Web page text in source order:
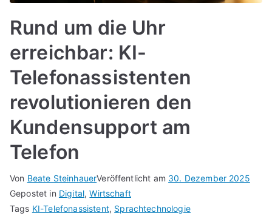
Rund um die Uhr
erreichbar: KI-
Telefonassistenten
revolutionieren den
Kundensupport am
Telefon
Von Beate SteinhauerVeröffentlicht am 30. Dezember 2025
Gepostet in Digital,Wirtschaft
Tags KI-Telefonassistent, Sprachtechnologie